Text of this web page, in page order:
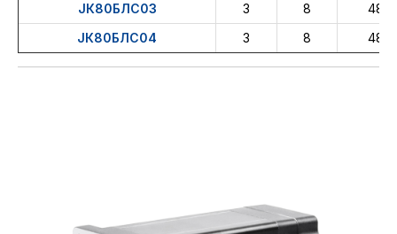
ЈК80БЛС03
3 8
48
ЈК80БЛС04
3 8 48